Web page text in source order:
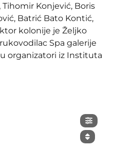
Tihomir Konjević, Boris
Batrić Bato Kontić,
kolonije je Željko
Spa galerije
organizatori iz Instituta